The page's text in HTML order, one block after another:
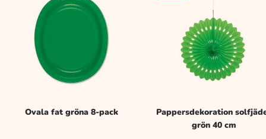
Ovala fat gröna 8-pack
Pappersdekoration
grön 40 cm